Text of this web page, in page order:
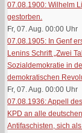
07.08.1900: Wilhelm
gestorben.
Fr, 07. Aug. 00:00 Uhr
07.08.1905: In Genf
Lenins Schrift „Zwei
Sozialdemokratie in
demokratischen
Fr, 07. Aug. 00:00 Uhr
07.08.1936: Appell
KPD an alle deutschen
Antifaschisten, sich